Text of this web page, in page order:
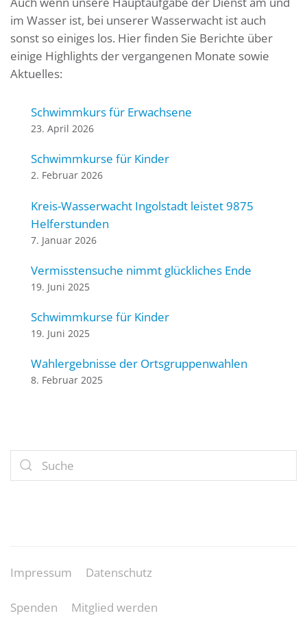
im Wasser ist, bei unserer Wasserwacht ist auch
sonst so einiges los. Hier finden Sie Berichte über
einige Highlights der vergangenen Monate sowie
Aktuelles:
Schwimmkurs für Erwachsene
23. April 2026
Schwimmkurse für Kinder
2. Februar 2026
Kreis-Wasserwacht Ingolstadt leistet 9875
Helferstunden
7. Januar 2026
Vermisstensuche nimmt glückliches Ende
19. Juni 2025
Schwimmkurse für Kinder
19. Juni 2025
Wahlergebnisse der Ortsgruppenwahlen
8. Februar 2025
Impressum Datenschutz
Spenden Mitglied werden